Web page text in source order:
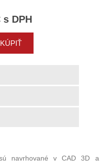
s DPH
navrhované v CAD 3D a